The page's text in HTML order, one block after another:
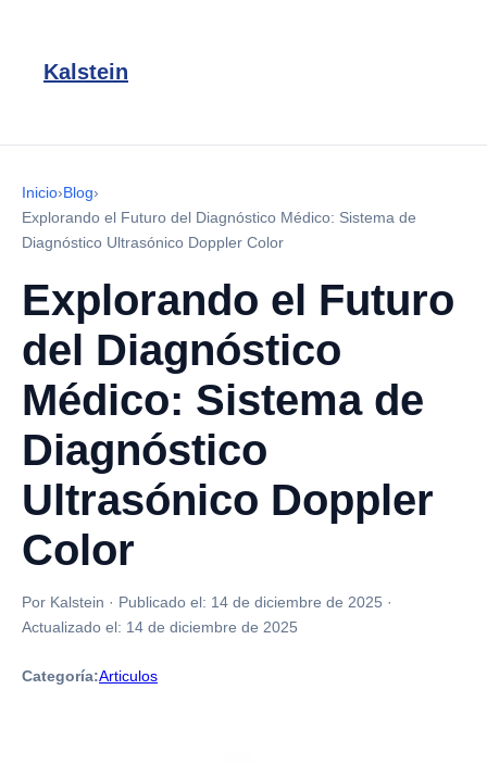
Kalstein
Inicio›Blog›
Explorando el Futuro del Diagnóstico Médico: Sistema de
Diagnóstico Ultrasónico Doppler Color
Explorando el Futuro
del Diagnóstico
Médico: Sistema de
Diagnóstico
Ultrasónico Doppler
Color
Por Kalstein · Publicado el: 14 de diciembre de 2025 ·
Actualizado el: 14 de diciembre de 2025
Categoría:Articulos